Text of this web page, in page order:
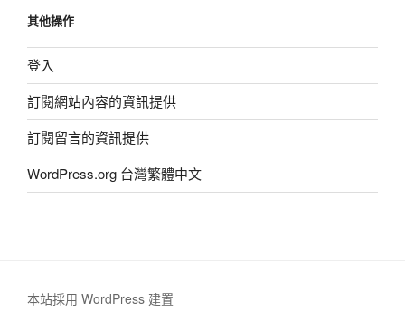
其他操作
登入
訂閱網站內容的資訊提供
訂閱留言的資訊提供
WordPress.org 台灣繁體中文
本站採用 WordPress 建置